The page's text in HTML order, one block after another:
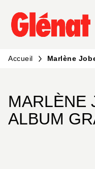
MENU
PIED DE PAGE
Accueil Marlène
MARLÈNE
ALBUM